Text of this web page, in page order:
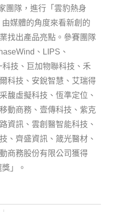
團隊，進行「雲豹熱身
媒體的角度來看新創的
找出產品亮點。參賽團隊
、LIPS、
技、巨加物聯科技、禾
科技、安銳智慧、艾瑞得
馥虛擬科技、恆準定位、
動商務、壹傳科技、紫克
資訊、雲創醫智能科技、
、齊盛資訊、箴光醫材、
商務股份有限公司獲得
」。